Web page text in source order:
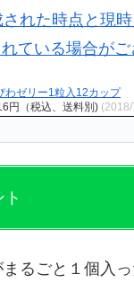
わゼリー1粒入12カップ
円（税込、送料別)
まるごと１個入